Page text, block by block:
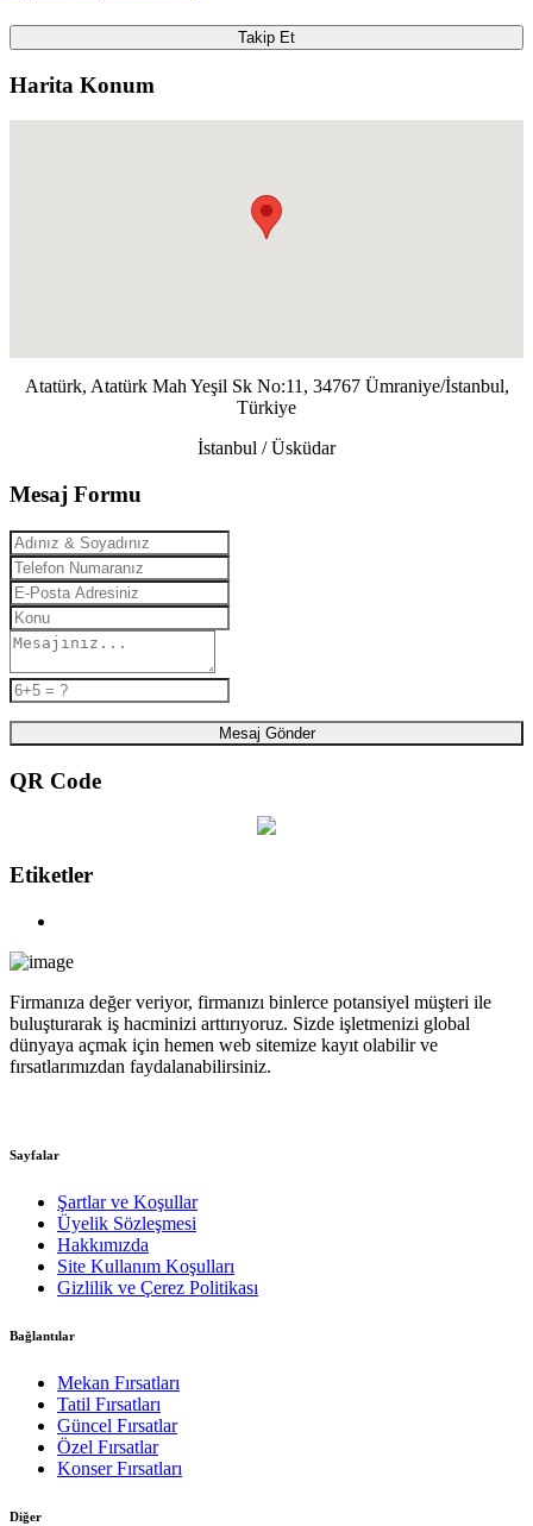
Takip Et
Harita Konum
Atatürk, Atatürk Mah Yeşil Sk No:11, 34767 Ümraniye/İstanbul,
Türkiye
İstanbul / Üsküdar
Mesaj Formu
Mesaj Gönder
QR Code
Etiketler
Firmanıza değer veriyor, firmanızı binlerce potansiyel müşteri ile
buluşturarak iş hacminizi arttırıyoruz. Sizde işletmenizi global
dünyaya açmak için hemen web sitemize kayıt olabilir ve
fırsatlarımızdan faydalanabilirsiniz.
Sayfalar
Şartlar ve Koşullar
Üyelik Sözleşmesi
Hakkımızda
Site Kullanım Koşulları
Gizlilik ve Çerez Politikası
Bağlantılar
Mekan Fırsatları
Tatil Fırsatları
Güncel Fırsatlar
Özel Fırsatlar
Konser Fırsatları
Diğer